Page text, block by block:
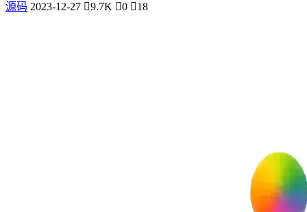
源码 2023-12-27 9.7K 0 18